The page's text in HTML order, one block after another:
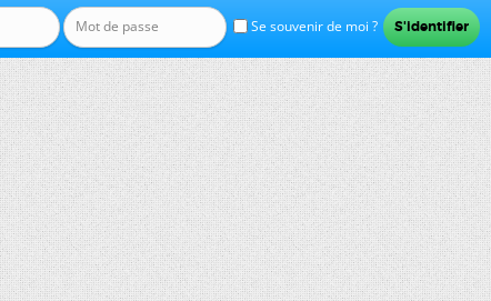
Se souvenir de moi ?